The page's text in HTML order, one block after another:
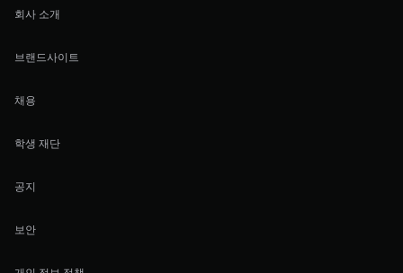
회사 소개
브랜드사이트
채용
학생 재단
공지
보안